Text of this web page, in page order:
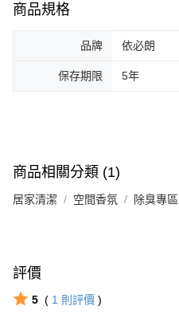
商品規格
品牌 依必朗
保存期限 5年
商品相關分類 (1)
居家清潔 空間香氛 除臭專區
評價
5 ( 1 則評價 )